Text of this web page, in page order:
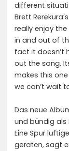
different
Brett
really enjoy
in and out of
fact it doesn’t
out the song.
makes this
we can’t wait
Das neue
und bündig als
Eine Spur
geraten, sagt